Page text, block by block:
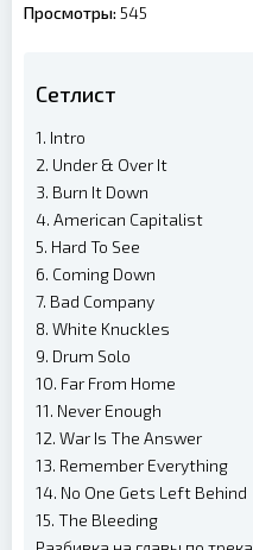
Просмотры: 545
Сетлист
1. Intro
2. Under & Over It
3. Burn It Down
4. American Capitalist
5. Hard To See
6. Coming Down
7. Bad Company
8. White Knuckles
9. Drum Solo
10. Far From Home
11. Never Enough
12. War Is The Answer
13. Remember Everything
14. No One Gets Left Behind
15. The Bleeding